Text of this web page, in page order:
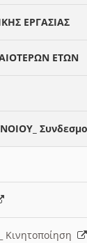
ΕΡΓΑΣΙΑΣ
ΕΤΩΝ
Συνδεσμοι